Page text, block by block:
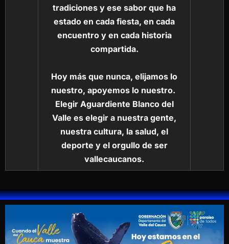
tradiciones y ese sabor que ha
estado en cada fiesta, en cada
encuentro y en cada historia
compartida.
Hoy más que nunca, elijamos lo
nuestro, apoyemos lo nuestro.
Elegir Aguardiente Blanco del
Valle es elegir a nuestra gente,
nuestra cultura, la salud, el
deporte y el orgullo de ser
vallecaucanos.